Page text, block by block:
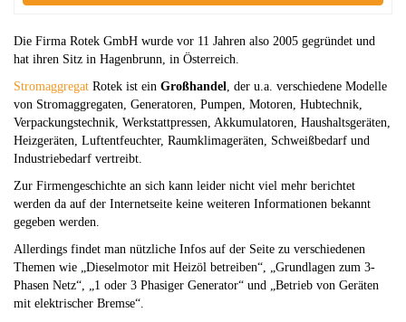
Die Firma Rotek GmbH wurde vor 11 Jahren also 2005 gegründet und
hat ihren Sitz in Hagenbrunn, in Österreich.
Stromaggregat Rotek ist ein Großhandel , der u.a. verschiedene Modelle
von Stromaggregaten, Generatoren, Pumpen, Motoren, Hubtechnik,
Verpackungstechnik, Werkstattpressen, Akkumulatoren, Haushaltsgeräten,
Heizgeräten, Luftentfeuchter, Raumklimageräten, Schweißbedarf und
Industriebedarf vertreibt.
Zur Firmengeschichte an sich kann leider nicht viel mehr berichtet
werden da auf der Internetseite keine weiteren Informationen bekannt
gegeben werden.
Allerdings findet man nützliche Infos auf der Seite zu verschiedenen
Themen wie „Dieselmotor mit Heizöl betreiben“, „Grundlagen zum 3-
Phasen Netz“, „1 oder 3 Phasiger Generator“ und „Betrieb von Geräten
mit elektrischer Bremse“.